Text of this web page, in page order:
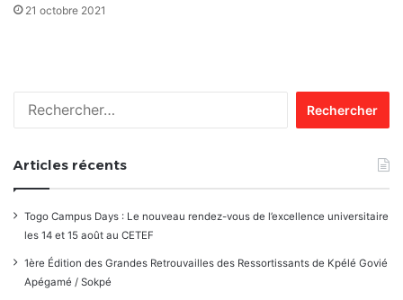
21 octobre 2021
Articles récents
Togo Campus Days : Le nouveau rendez-vous de l’excellence universitaire
les 14 et 15 août au CETEF
1ère Édition des Grandes Retrouvailles des Ressortissants de Kpélé Govié
Apégamé / Sokpé